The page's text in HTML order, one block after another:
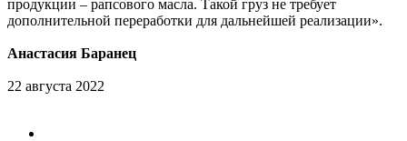
продукции – рапсового масла. Такой груз не требует
дополнительной переработки для дальнейшей реализации».
Анастасия Баранец
22 августа 2022